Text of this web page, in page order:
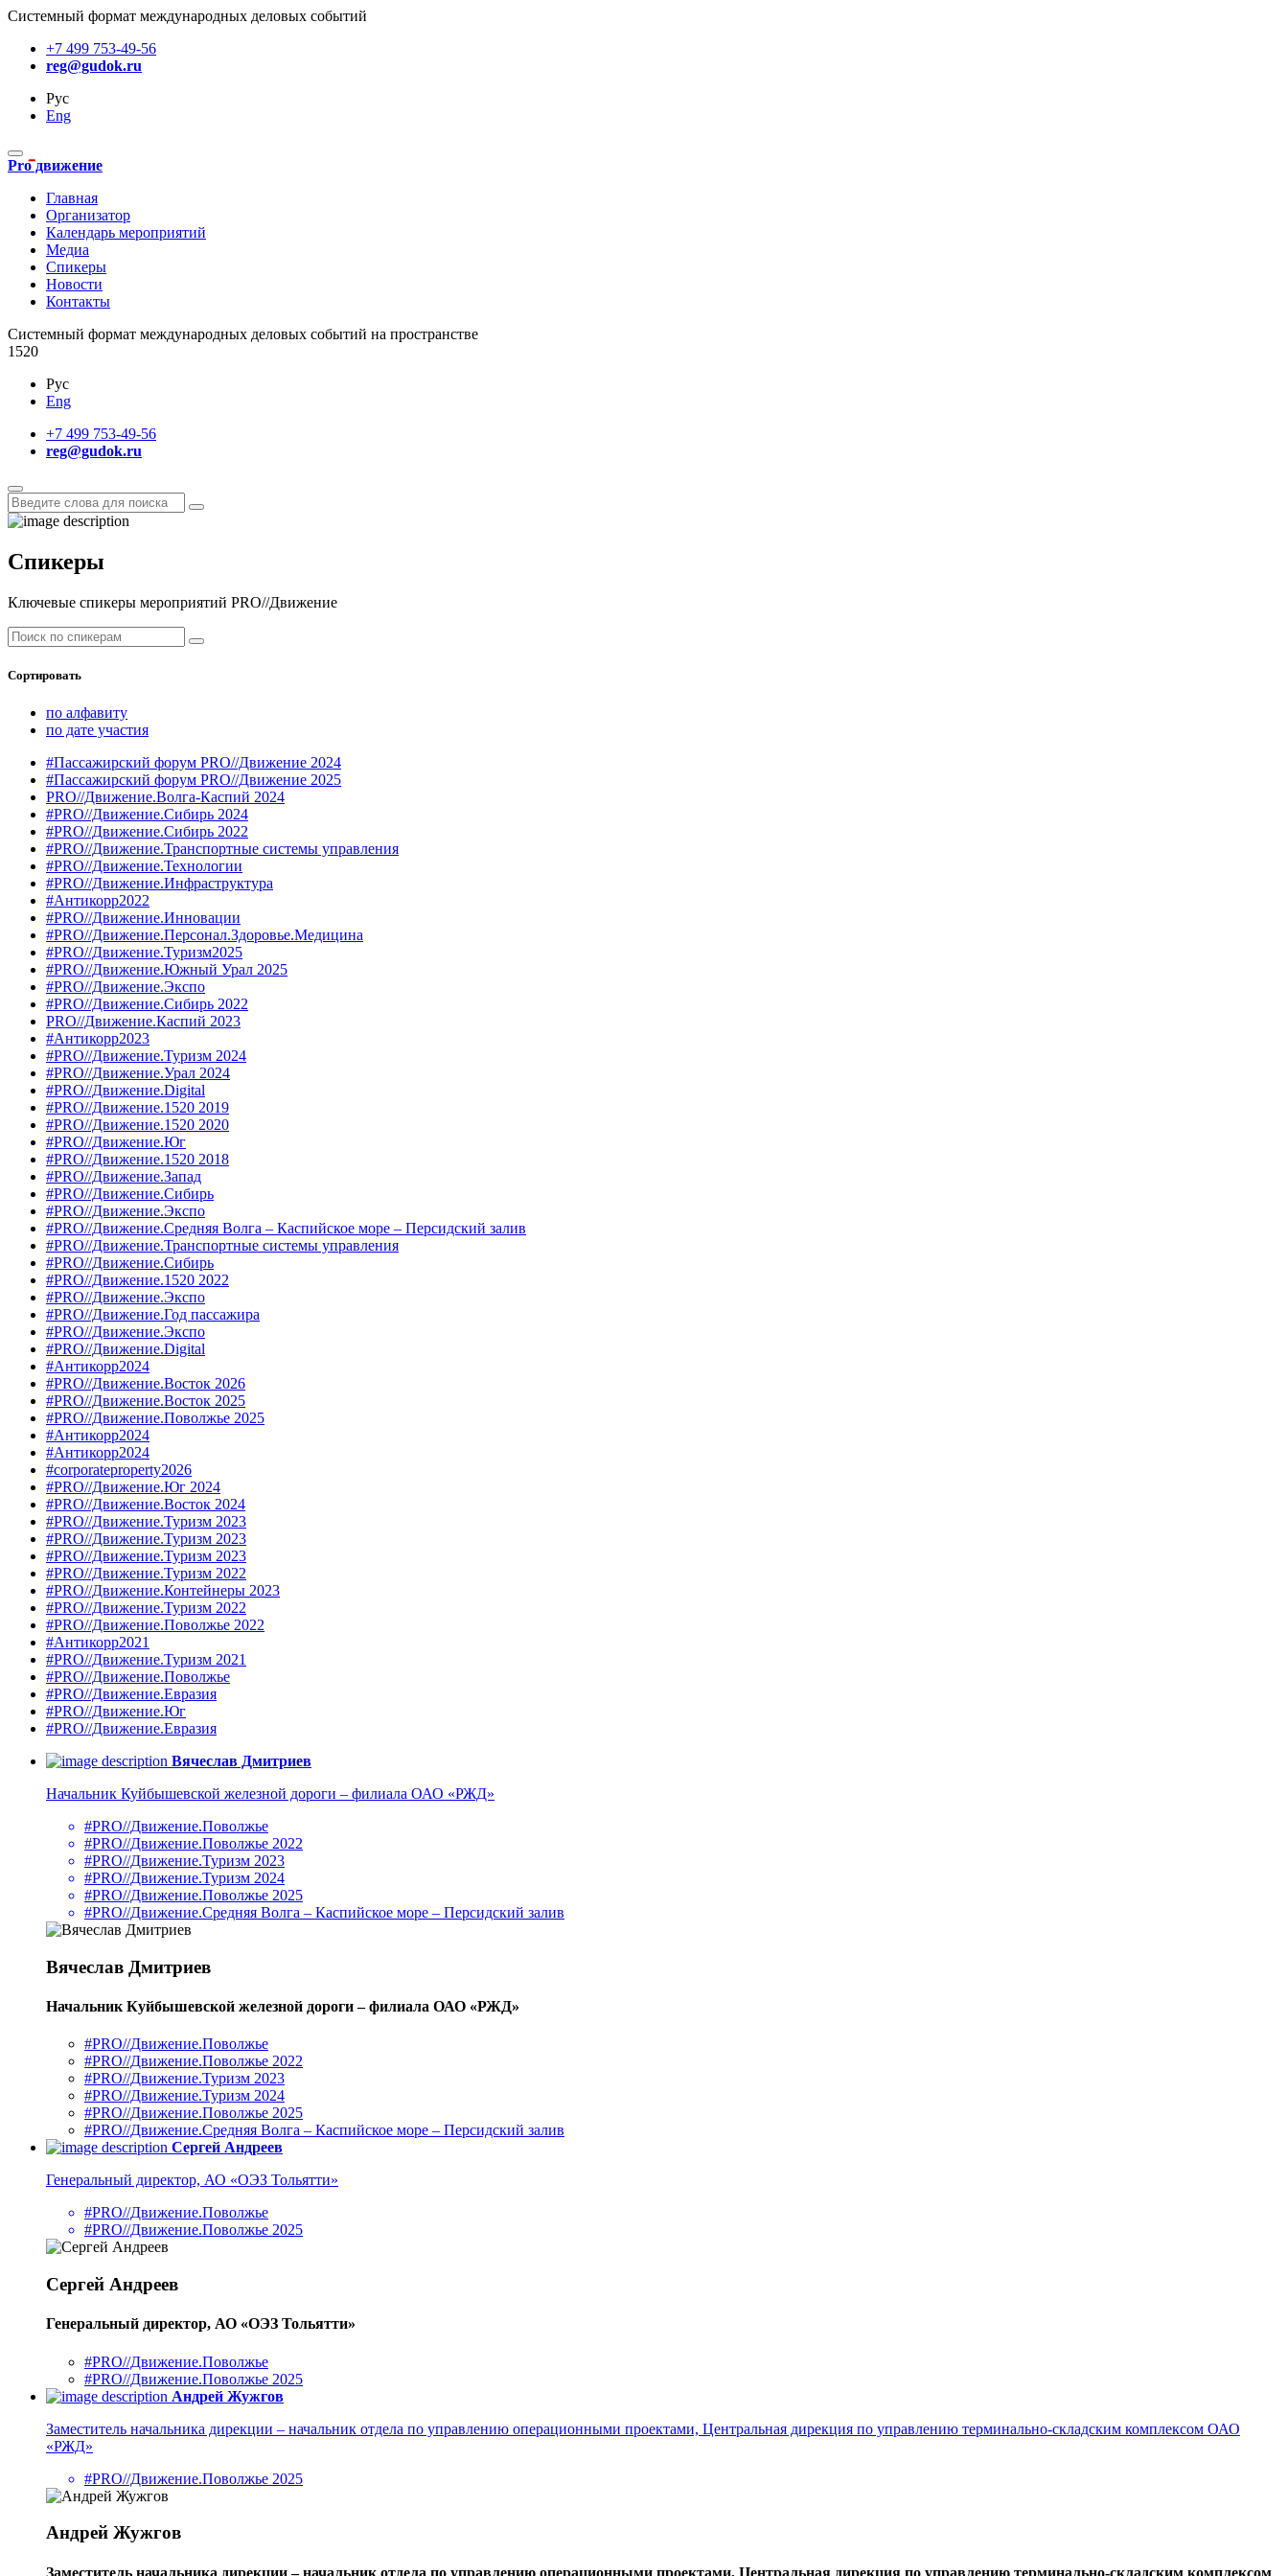
Системный формат международных деловых событий
+7 499 753-49-56
reg@gudok.ru
Рус
Eng
Pro движение
Главная
Организатор
Календарь мероприятий
Медиа
Спикеры
Новости
Контакты
Cистемный формат международных деловых событий на пространстве
1520
Рус
Eng
+7 499 753-49-56
reg@gudok.ru
Спикеры
Ключевые спикеры мероприятий PRO//Движение
Сортировать
по алфавиту
по дате участия
#Пассажирский форум PRO//Движение 2024
#Пассажирский форум PRO//Движение 2025
PRO//Движение.Волга-Каспий 2024
#PRO//Движение.Сибирь 2024
#PRO//Движение.Сибирь 2022
#PRO//Движение.Транспортные системы управления
#PRO//Движение.Технологии
#PRO//Движение.Инфраструктура
#Антикорр2022
#PRO//Движение.Инновации
#PRO//Движение.Персонал.Здоровье.Медицина
#PRO//Движение.Туризм2025
#PRO//Движение.Южный Урал 2025
#PRO//Движение.Экспо
#PRO//Движение.Сибирь 2022
PRO//Движение.Каспий 2023
#Антикорр2023
#PRO//Движение.Туризм 2024
#PRO//Движение.Урал 2024
#PRO//Движение.Digital
#PRO//Движение.1520 2019
#PRO//Движение.1520 2020
#PRO//Движение.Юг
#PRO//Движение.1520 2018
#PRO//Движение.Запад
#PRO//Движение.Сибирь
#PRO//Движение.Экспо
#PRO//Движение.Средняя Волга – Каспийское море – Персидский залив
#PRO//Движение.Транспортные системы управления
#PRO//Движение.Сибирь
#PRO//Движение.1520 2022
#PRO//Движение.Экспо
#PRO//Движение.Год пассажира
#PRO//Движение.Экспо
#PRO//Движение.Digital
#Антикорр2024
#PRO//Движение.Восток 2026
#PRO//Движение.Восток 2025
#PRO//Движение.Поволжье 2025
#Антикорр2024
#Антикорр2024
#corporateproperty2026
#PRO//Движение.Юг 2024
#PRO//Движение.Восток 2024
#PRO//Движение.Туризм 2023
#PRO//Движение.Туризм 2023
#PRO//Движение.Туризм 2023
#PRO//Движение.Туризм 2022
#PRO//Движение.Контейнеры 2023
#PRO//Движение.Туризм 2022
#PRO//Движение.Поволжье 2022
#Антикорр2021
#PRO//Движение.Туризм 2021
#PRO//Движение.Поволжье
#PRO//Движение.Евразия
#PRO//Движение.Юг
#PRO//Движение.Евразия
Вячеслав Дмитриев
Начальник Куйбышевской железной дороги – филиала ОАО «РЖД»
#PRO//Движение.Поволжье
#PRO//Движение.Поволжье 2022
#PRO//Движение.Туризм 2023
#PRO//Движение.Туризм 2024
#PRO//Движение.Поволжье 2025
#PRO//Движение.Средняя Волга – Каспийское море – Персидский залив
Вячеслав Дмитриев
Начальник Куйбышевской железной дороги – филиала ОАО «РЖД»
#PRO//Движение.Поволжье
#PRO//Движение.Поволжье 2022
#PRO//Движение.Туризм 2023
#PRO//Движение.Туризм 2024
#PRO//Движение.Поволжье 2025
#PRO//Движение.Средняя Волга – Каспийское море – Персидский залив
Сергей Андреев
Генеральный директор, АО «ОЭЗ Тольятти»
#PRO//Движение.Поволжье
#PRO//Движение.Поволжье 2025
Сергей Андреев
Генеральный директор, АО «ОЭЗ Тольятти»
#PRO//Движение.Поволжье
#PRO//Движение.Поволжье 2025
Андрей Жужгов
Заместитель начальника дирекции – начальник отдела по управлению операционными проектами, Центральная дирекция по управлению терминально-складским комплексом ОАО
«РЖД»
#PRO//Движение.Поволжье 2025
Андрей Жужгов
Заместитель начальника дирекции – начальник отдела по управлению операционными проектами, Центральная дирекция по управлению терминально-складским комплексом